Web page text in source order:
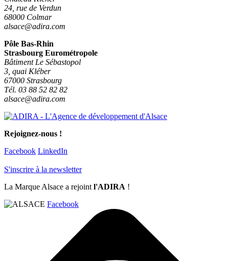
24, rue de Verdun
68000 Colmar
alsace@adira.com
Pôle Bas-Rhin
Strasbourg Eurométropole
Bâtiment Le Sébastopol
3, quai Kléber
67000 Strasbourg
Tél. 03 88 52 82 82
alsace@adira.com
Rejoignez-nous !
Facebook LinkedIn
S'inscrire à la newsletter
La Marque Alsace a rejointl'ADIRA !
Facebook